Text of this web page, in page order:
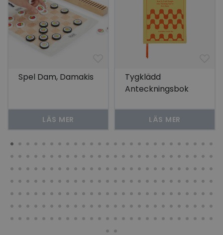
Spel Dam, Damakis
LÄS MER
Tygklädd
Anteckningsbok
LÄS MER